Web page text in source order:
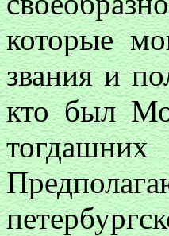
которые
звания и
кто был